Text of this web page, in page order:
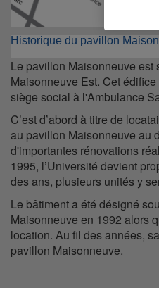
Historique du pavillon
Le pavillon Maisonneuve est
Maisonneuve Est. Cet
siège social à l'Ambulance
C’est d’abord à titre de
au pavillon Maisonneuve au
d'importantes rénovations
1995, l’Université devient
des ans, plusieurs unités y
Le bâtiment a été désigné
Maisonneuve en 1992 alors
location. Au fil des années,
pavillon Maisonneuve.